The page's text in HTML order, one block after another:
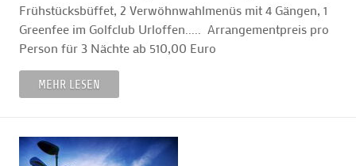
Frühstücksbüffet, 2 Verwöhnwahlmenüs mit 4 Gängen, 1
Greenfee im Golfclub Urloffen..... Arrangementpreis pro
Person für 3 Nächte ab 510,00 Euro
MEHR LESEN